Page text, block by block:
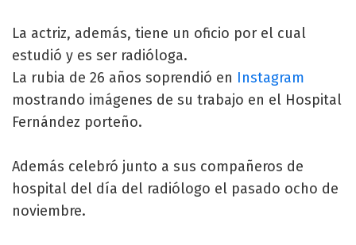
La actriz, además, tiene un oficio por el cual
estudió y es ser radióloga.
La rubia de 26 años soprendió en Instagram
mostrando imágenes de su trabajo en el Hospital
Fernández porteño.
Además celebró junto a sus compañeros de
hospital del día del radiólogo el pasado ocho de
noviembre.